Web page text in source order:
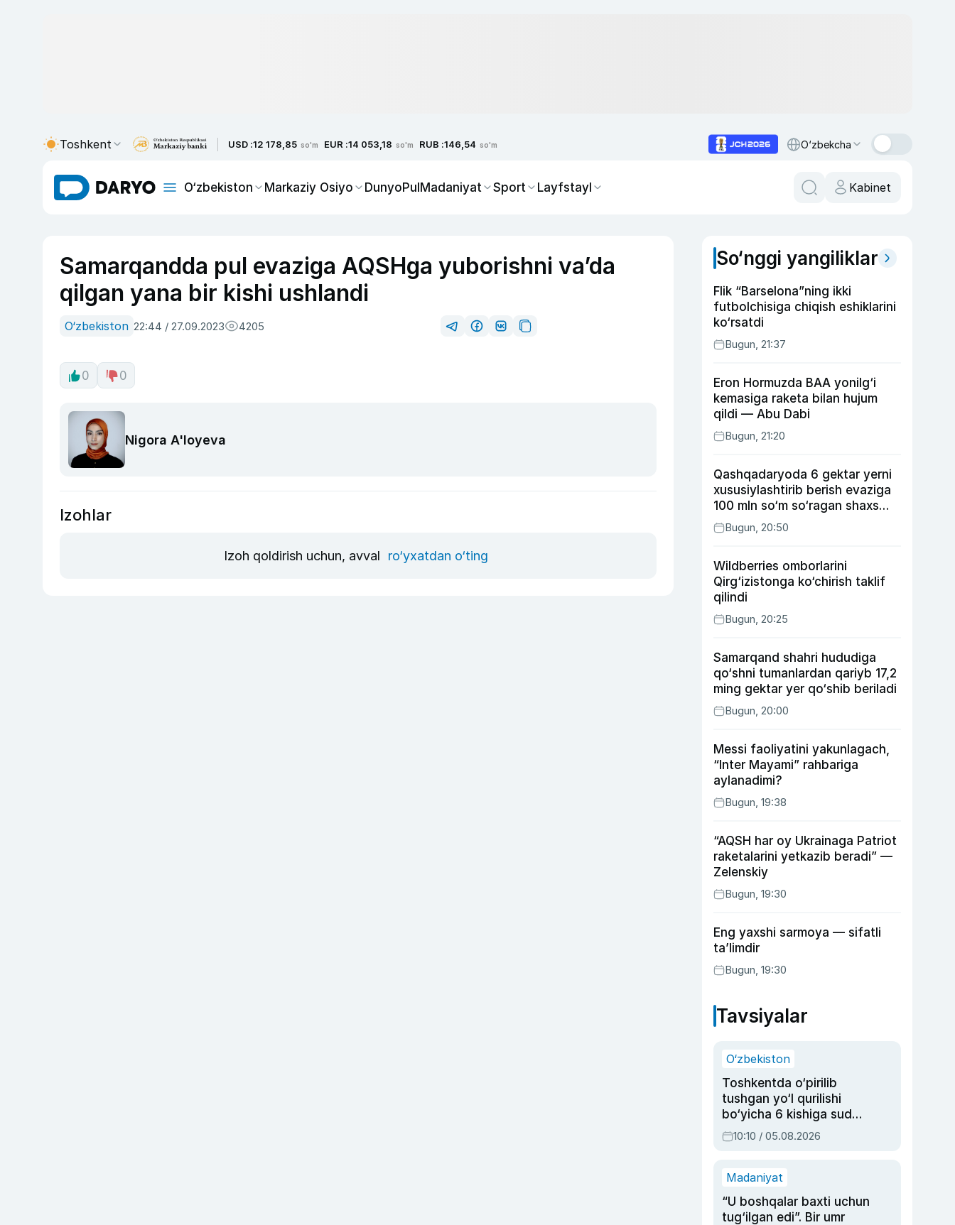
Toshkent USD :12 178,85 so'm EUR :14 053,18 so'm RUB :146,54 so'm O‘zbekcha
O‘zbekiston Markaziy Osiyo DunyoPulMadaniyat Sport Layfstayl Kabinet
Samarqandda pul evaziga AQSHga yuborishni va’da
qilgan yana bir kishi ushlandi
O‘zbekiston 22:44 / 27.09.2023 4205
0 0
Nigora A'loyeva
Izohlar
Izoh qoldirish uchun, avval ro‘yxatdan o‘ting
So‘nggi yangiliklar
Flik “Barselona”ning ikki
futbolchisiga chiqish eshiklarini
ko‘rsatdi
Bugun, 21:37
Eron Hormuzda BAA yonilg‘i
kemasiga raketa bilan hujum
qildi — Abu Dabi
Bugun, 21:20
Qashqadaryoda 6 gektar yerni
xususiylashtirib berish evaziga
100 mln so‘m so‘ragan shaxs
ushlandi
Bugun, 20:50
Wildberries omborlarini
Qirg‘izistonga ko‘chirish taklif
qilindi
Bugun, 20:25
Samarqand shahri hududiga
qo‘shni tumanlardan qariyb 17,2
ming gektar yer qo‘shib beriladi
Bugun, 20:00
Messi faoliyatini yakunlagach,
“Inter Mayami” rahbariga
aylanadimi?
Bugun, 19:38
“AQSH har oy Ukrainaga Patriot
raketalarini yetkazib beradi” —
Zelenskiy
Bugun, 19:30
Eng yaxshi sarmoya — sifatli
ta’limdir
Bugun, 19:30
Tavsiyalar
O‘zbekiston
Toshkentda o‘pirilib
tushgan yo‘l qurilishi
bo‘yicha 6 kishiga sud
hukmi o‘qildi
10:10 / 05.08.2026
Madaniyat
“U boshqalar baxti uchun
tug‘ilgan edi”. Bir umr